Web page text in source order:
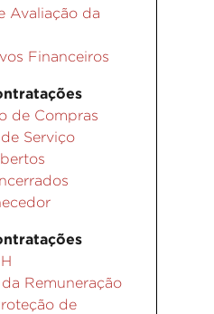
Avaliação da
Financeiros
de Compras
Serviço
Remuneração
de